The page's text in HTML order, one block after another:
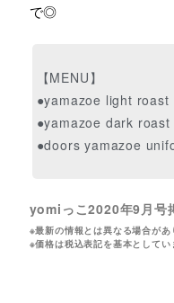
で◎
【MENU】
●yamazoe light roast
●yamazoe dark roast
●doors yamazoe
yomiっこ2020年9月号
※最新の情報とは異なる場合が
※価格は税込表記を基本としてい